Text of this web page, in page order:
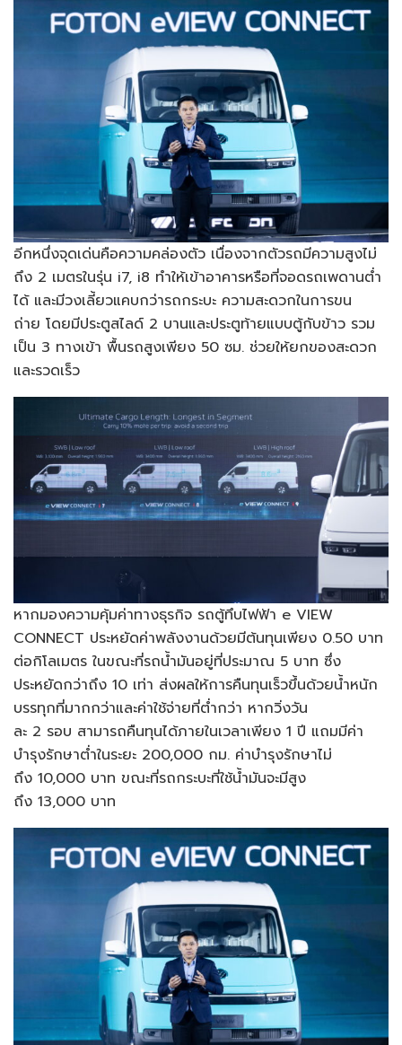
อีกหนึ่งจุดเด่นคือความคล่องตัว เนื่องจากตัวรถมีความสูงไม่
ถึง 2 เมตรในรุ่น i7, i8 ทำให้เข้าอาคารหรือที่จอดรถเพดานต่ำ
ได้ และมีวงเลี้ยวแคบกว่ารถกระบะ ความสะดวกในการขน
ถ่าย โดยมีประตูสไลด์ 2 บานและประตูท้ายแบบตู้กับข้าว รวม
เป็น 3 ทางเข้า พื้นรถสูงเพียง 50 ซม. ช่วยให้ยกของสะดวก
และรวดเร็ว
หากมองความคุ้มค่าทางธุรกิจ รถตู้ทึบไฟฟ้า e VIEW
CONNECT ประหยัดค่าพลังงานด้วยมีต้นทุนเพียง 0.50 บาท
ต่อกิโลเมตร ในขณะที่รถน้ำมันอยู่ที่ประมาณ 5 บาท ซึ่ง
ประหยัดกว่าถึง 10 เท่า ส่งผลให้การคืนทุนเร็วขึ้นด้วยน้ำหนัก
บรรทุกที่มากกว่าและค่าใช้จ่ายที่ต่ำกว่า หากวิ่งวัน
ละ 2 รอบ สามารถคืนทุนได้ภายในเวลาเพียง 1 ปี แถมมีค่า
บำรุงรักษาต่ำในระยะ 200,000 กม. ค่าบำรุงรักษาไม่
ถึง 10,000 บาท ขณะที่รถกระบะที่ใช้น้ำมันจะมีสูง
ถึง 13,000 บาท